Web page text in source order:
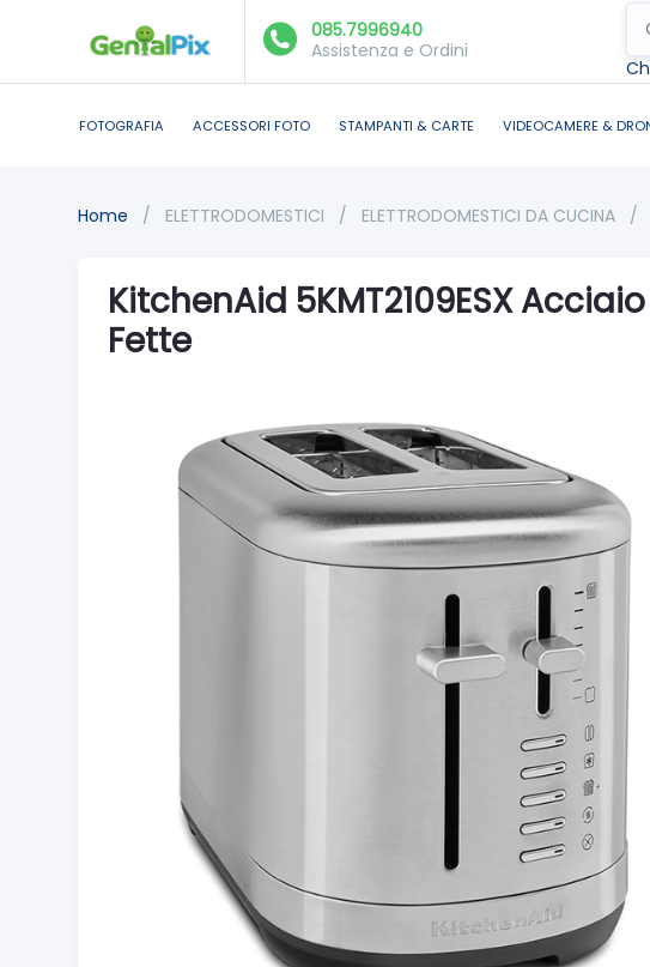
085.7996940
Assistenza e Ordini
FOTOGRAFIA ACCESSORI FOTO STAMPANTI & CARTE VIDEOCAMERE &
Home / ELETTRODOMESTICI / ELETTRODOMESTICI DA CUCINA /
KitchenAid 5KMT2109ESX
Fette